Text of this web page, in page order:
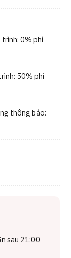
0% phí
50% phí
thông báo:
sau 21:00